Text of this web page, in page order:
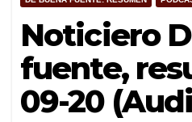
Noticiero
fuente,
09-20